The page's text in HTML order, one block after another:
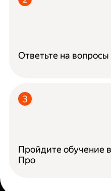
Ответьте на
Пройдите обучение
Про